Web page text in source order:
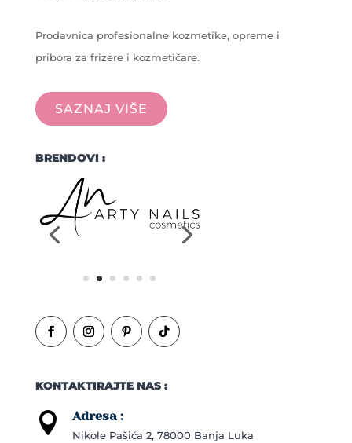
Prodavnica profesionalne kozmetike, opreme i
pribora za frizere i kozmetičare.
SAZNAJ VIŠE
BRENDOVI :
KONTAKTIRAJTE NAS :
 Adresa :
Nikole Pašića 2, 78000 Banja Luka